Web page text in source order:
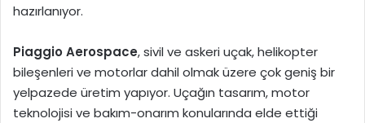
hazırlanıyor.
Piaggio Aerospace, sivil ve askeri uçak, helikopter
bileşenleri ve motorlar dahil olmak üzere çok geniş bir
yelpazede üretim yapıyor. Uçağın tasarım, motor
teknolojisi ve bakım-onarım konularında elde ettiği